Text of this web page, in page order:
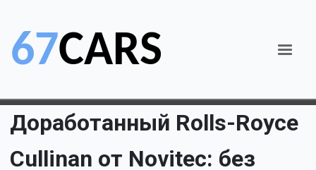
Доработанный Rolls-Royce
Cullinan от Novitec: без